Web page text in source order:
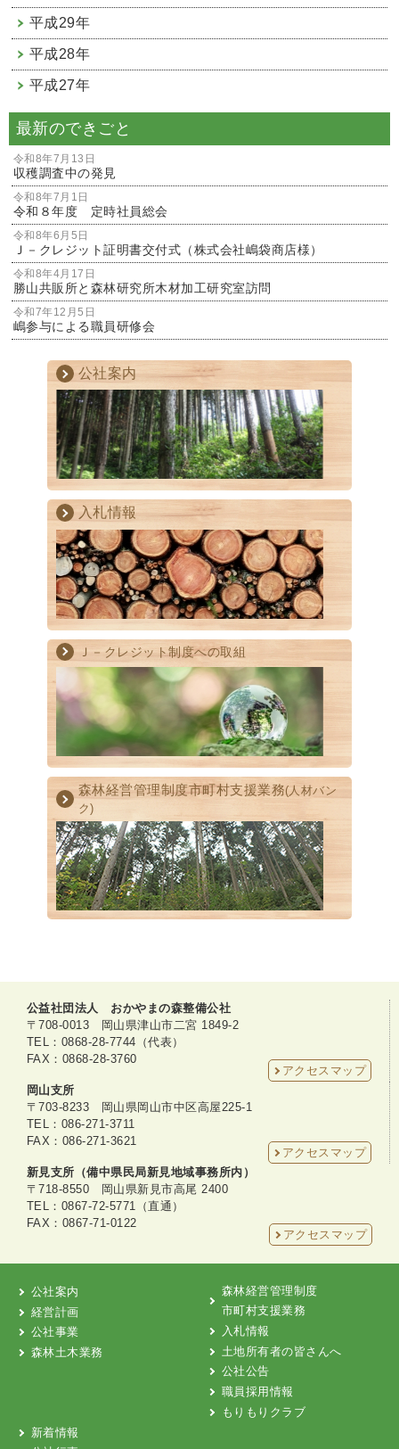
平成29年
平成28年
平成27年
最新のできごと
令和8年7月13日
収穫調査中の発見
令和8年7月1日
令和８年度 定時社員総会
令和8年6月5日
Ｊ－クレジット証明書交付式（株式会社嶋袋商店様）
令和8年4月17日
勝山共販所と森林研究所木材加工研究室訪問
令和7年12月5日
嶋参与による職員研修会
公社案内
入札情報
Ｊ－クレジット制度への取組
森林経営管理制度市町村支援業務(人材バン
ク)
公益社団法人 おかやまの森整備公社
〒708-0013 岡山県津山市二宮 1849-2
TEL：0868-28-7744（代表）
FAX：0868-28-3760
アクセスマップ
岡山支所
〒703-8233 岡山県岡山市中区高屋225-1
TEL：086-271-3711
FAX：086-271-3621
アクセスマップ
新見支所（備中県民局新見地域事務所内）
〒718-8550 岡山県新見市高尾 2400
TEL：0867-72-5771（直通）
FAX：0867-71-0122
アクセスマップ
公社案内
経営計画
公社事業
森林土木業務
森林経営管理制度
市町村支援業務
入札情報
土地所有者の皆さんへ
公社公告
職員採用情報
もりもりクラブ
新着情報